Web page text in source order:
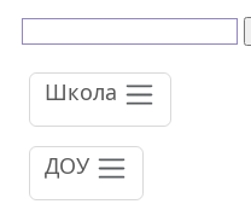
Школа
ДОУ